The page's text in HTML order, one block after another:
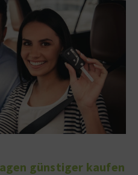
günstiger kaufen